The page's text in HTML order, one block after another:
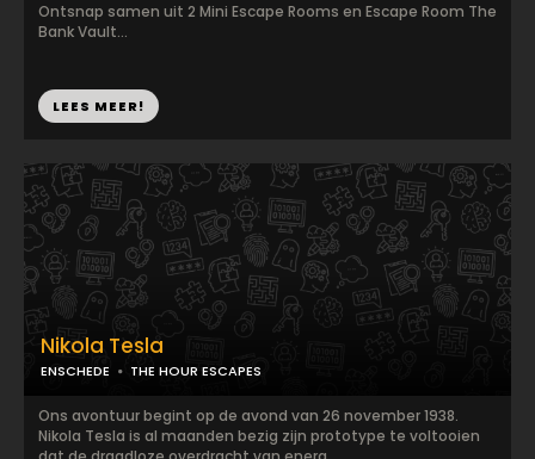
Ontsnap samen uit 2 Mini Escape Rooms en Escape Room The
Bank Vault...
LEES MEER!
Nikola Tesla
ENSCHEDE THE HOUR ESCAPES
Ons avontuur begint op de avond van 26 november 1938.
Nikola Tesla is al maanden bezig zijn prototype te voltooien